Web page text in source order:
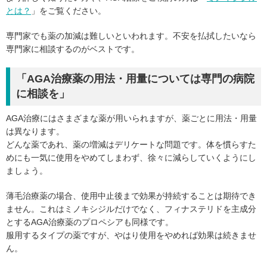
とは？ 」をご覧ください。
専門家でも薬の加減は難しいといわれます。不安を払拭したいなら
専門家に相談するのがベストです。
「AGA治療薬の用法・用量については専門の病院
に相談を」
AGA治療にはさまざまな薬が用いられますが、薬ごとに用法・用量
は異なります。
どんな薬であれ、薬の増減はデリケートな問題です。体を慣らすた
めにも一気に使用をやめてしまわず、徐々に減らしていくようにし
ましょう。
薄毛治療薬の場合、使用中止後まで効果が持続することは期待でき
ません。これはミノキシジルだけでなく、フィナステリドを主成分
とするAGA治療薬のプロペシアも同様です。
服用するタイプの薬ですが、やはり使用をやめれば効果は続きませ
ん。